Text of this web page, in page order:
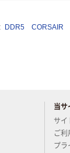
DDR5 CORSAIR
当サ
サイ
ご利
プラ